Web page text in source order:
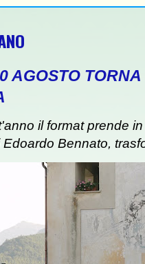
AGOSTO
il format prende
Bennato,